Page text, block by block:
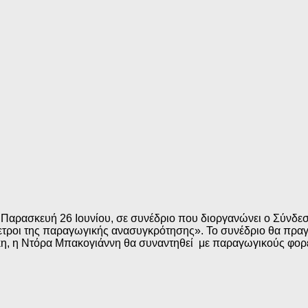
26 Ιουνίου, σε συνέδριο που διοργανώνει ο
της παραγωγικής ανασυγκρότησης». Το συνέδριο θα
η Ντόρα Μπακογιάννη θα συναντηθεί με παραγωγικούς